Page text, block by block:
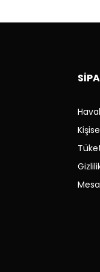
ücreti
tarafınıza
montaj veya
olan ürünler iade